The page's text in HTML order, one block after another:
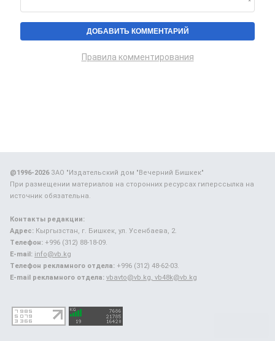
Правила комментирования
@1996-2026ЗАО "Издательский дом "Вечерний Бишкек"
При размещении материалов на сторонних ресурсах гиперссылка на
источник обязательна.
Контакты редакции:
Адрес: Кыргызстан, г. Бишкек, ул. Усенбаева, 2.
Телефон: +996 (312) 88-18-09.
E-mail: info@vb.kg
Телефон рекламного отдела: +996 (312) 48-62-03.
E-mail рекламного отдела: vbavto@vb.kg, vb48k@vb.kg